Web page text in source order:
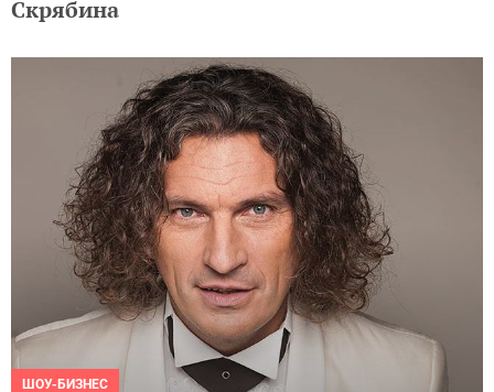
Скрябина
ШОУ-БИЗНЕС